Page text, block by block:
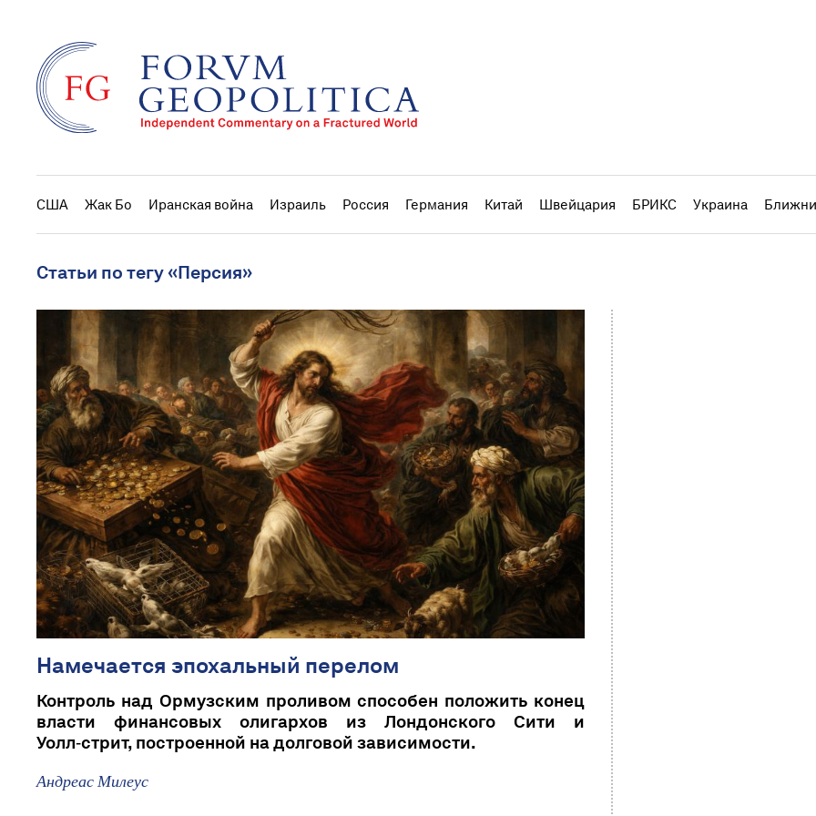
США Жак Бо Иранская война Израиль Россия Германия Китай Швейцария БРИКС Украина
Статьи по тегу «Персия»
Намечается эпохальный перелом
Контроль над Ормузским проливом способен положить конец
власти финансовых олигархов из Лондонского Сити и
Уолл‑стрит, построенной на долговой зависимости.
Андреас Милеус